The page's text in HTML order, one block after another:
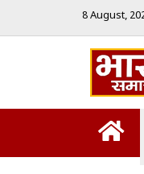
8 August,